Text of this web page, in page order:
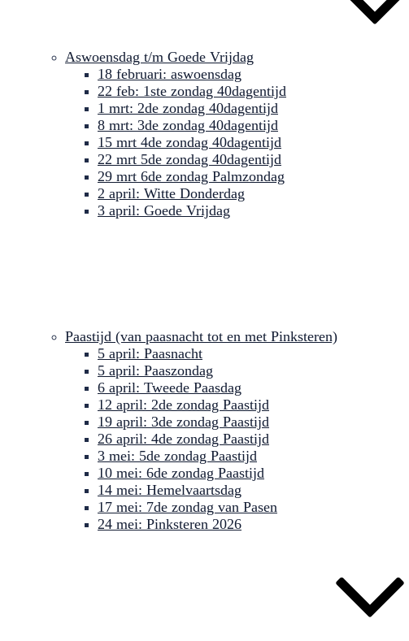
Aswoensdag t/m Goede Vrijdag
18 februari: aswoensdag
22 feb: 1ste zondag 40dagentijd
1 mrt: 2de zondag 40dagentijd
8 mrt: 3de zondag 40dagentijd
15 mrt 4de zondag 40dagentijd
22 mrt 5de zondag 40dagentijd
29 mrt 6de zondag Palmzondag
2 april: Witte Donderdag
3 april: Goede Vrijdag
Paastijd (van paasnacht tot en met Pinksteren)
5 april: Paasnacht
5 april: Paaszondag
6 april: Tweede Paasdag
12 april: 2de zondag Paastijd
19 april: 3de zondag Paastijd
26 april: 4de zondag Paastijd
3 mei: 5de zondag Paastijd
10 mei: 6de zondag Paastijd
14 mei: Hemelvaartsdag
17 mei: 7de zondag van Pasen
24 mei: Pinksteren 2026